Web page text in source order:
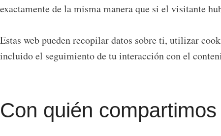
exactamente de la misma manera que si el visitante
Estas web pueden recopilar datos sobre ti, utilizar
incluido el seguimiento de tu interacción con el
Con quién